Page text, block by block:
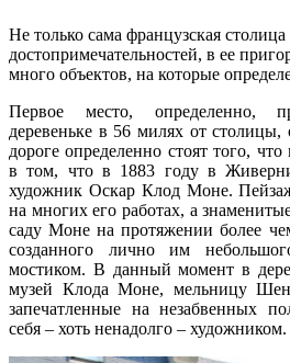
Не только сама французская
достопримечательностей, в ее
много объектов, на которые
Первое место, определенно,
деревеньке в 56 милях от столицы,
дороге определенно стоят того,
в том, что в 1883 году в
художник Оскар Клод Моне.
на многих его работах, а
саду Моне на протяжении более
созданного лично им
мостиком. В данный момент в
музей Клода Моне, мельницу
запечатленные на незабвенных
себя – хоть ненадолго – художником.